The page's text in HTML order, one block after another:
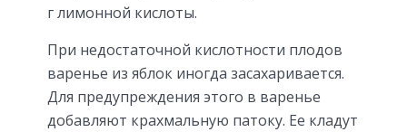
г лимонной кислоты.
При недостаточной кислотности плодов
варенье из яблок иногда засахаривается.
Для преду­преждения этого в варенье
добавляют крахмальную патоку. Ее кладут